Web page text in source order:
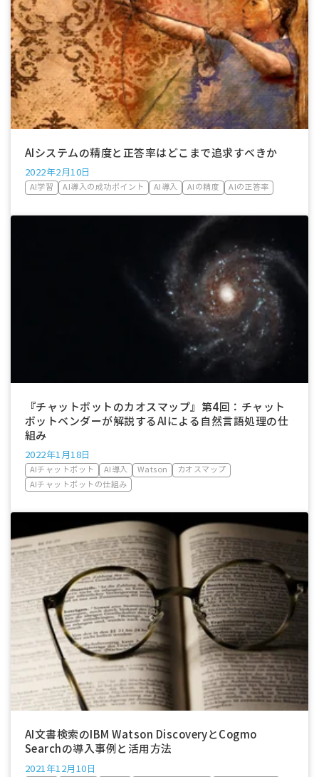
AIシステムの精度と正答率はどこまで追求すべきか
2022年2月10日
AI学習 AI導入の成功ポイント AI導入 AIの精度 AIの正答率
『チャットボットのカオスマップ』第4回：チャット
ボットベンダーが解説するAIによる自然言語処理の仕
組み
2022年1月18日
AIチャットボット AI導入 Watson
カオスマップ
AIチャットボットの仕組み
AI文書検索のIBM Watson DiscoveryとCogmo
Searchの導入事例と活用方法
2021年12月10日